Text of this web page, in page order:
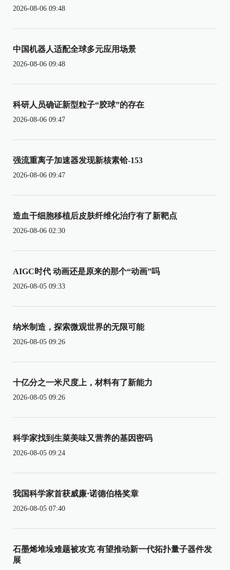
2026-08-06 09:48
中国机器人适配全球多元应用场景
2026-08-06 09:48
科研人员确证新型粒子“胶球”的存在
2026-08-06 09:47
强流重离子加速器发现新核素铪-153
2026-08-06 09:47
造血干细胞移植后皮肤纤维化治疗有了新靶点
2026-08-06 02:30
AIGC时代 动画还是原来的那个“动画”吗
2026-08-05 09:33
纳米制造，探索微观世界的无限可能
2026-08-05 09:26
十亿分之一米尺度上，材料有了新能力
2026-08-05 09:26
科学家找到生菜美味又营养的基因密码
2026-08-05 09:24
我国科学家首获威廉·诺德伯格奖章
2026-08-05 07:40
石墨烯堆垛难题被攻克 有望推动新一代拓扑量子器件发
展